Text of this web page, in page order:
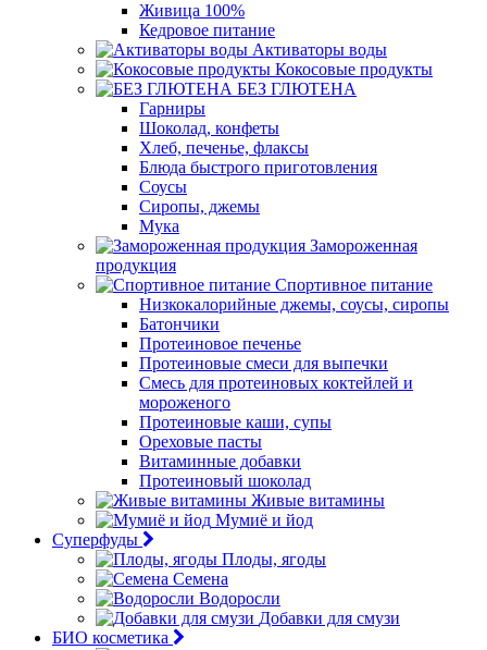
Живица 100%
Кедровое питание
Активаторы воды
Кокосовые продукты
БЕЗ ГЛЮТЕНА
Гарниры
Шоколад, конфеты
Хлеб, печенье, флаксы
Блюда быстрого приготовления
Соусы
Сиропы, джемы
Мука
Замороженная
продукция
Спортивное питание
Низкокалорийные джемы, соусы, сиропы
Батончики
Протеиновое печенье
Протеиновые смеси для выпечки
Смесь для протеиновых коктейлей и
мороженого
Протеиновые каши, супы
Ореховые пасты
Витаминные добавки
Протеиновый шоколад
Живые витамины
Мумиё и йод
Суперфуды
Плоды, ягоды
Семена
Водоросли
Добавки для смузи
БИО косметика